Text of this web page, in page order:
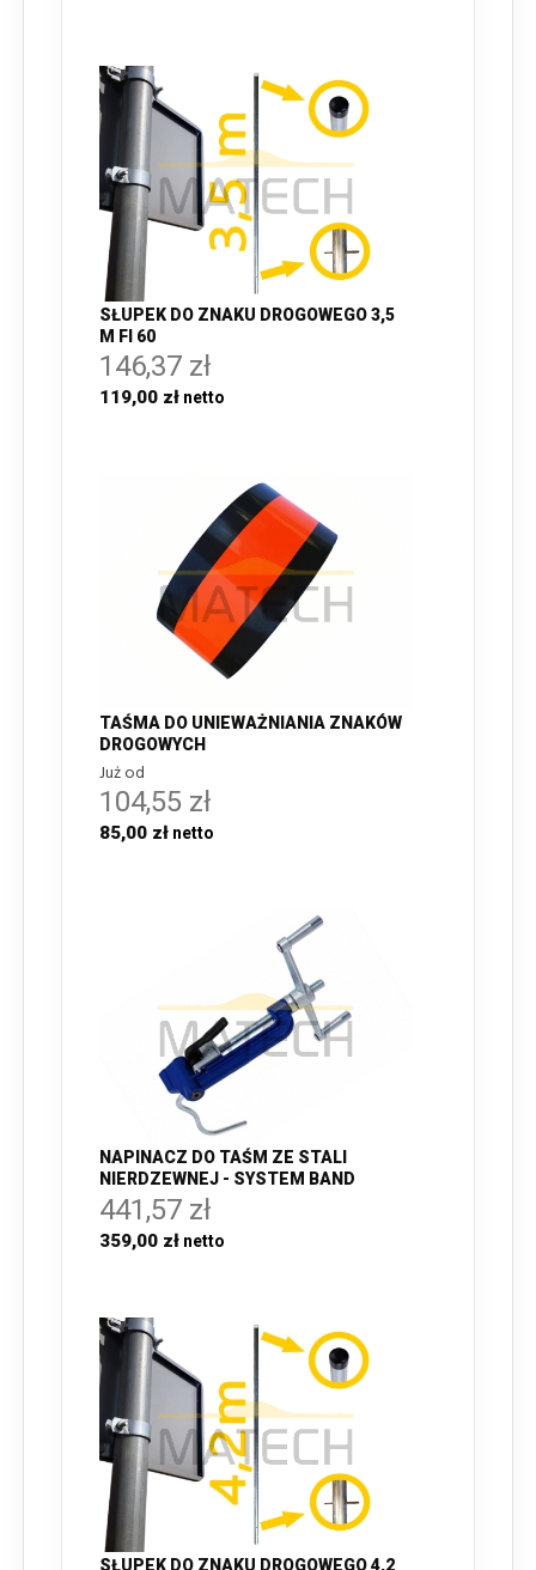
SŁUPEK DO ZNAKU DROGOWEGO 3,5
M FI 60
146,37 zł
119,00 zł
TAŚMA DO UNIEWAŻNIANIA ZNAKÓW
DROGOWYCH
Już od
104,55 zł
85,00 zł
NAPINACZ DO TAŚM ZE STALI
NIERDZEWNEJ - SYSTEM BAND
441,57 zł
359,00 zł
SŁUPEK DO ZNAKU DROGOWEGO 4,2